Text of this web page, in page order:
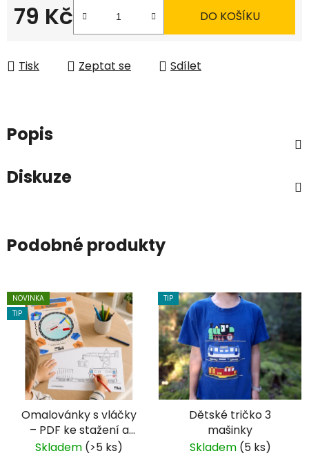
79 Kč
Měrná cena:
DO KOŠÍKU
Tisk Zeptat se Sdílet
Popis
Diskuze
Podobné produkty
NOVINKA
TIP
Omalovánky s vláčky
– PDF ke stažení a
vytištění doma
Skladem (>5 ks)
TIP
Dětské tričko 3
mašinky
Skladem (5 ks)